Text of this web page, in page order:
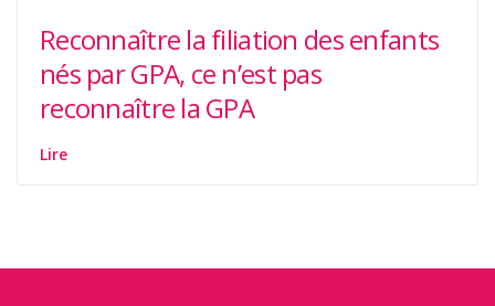
Reconnaître la filiation des enfants
nés par GPA, ce n’est pas
reconnaître la GPA
Lire